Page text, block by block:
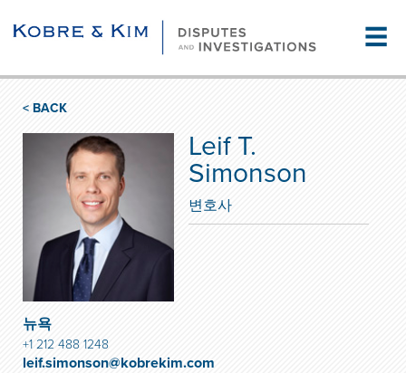
☰
< BACK
Leif T.
Simonson
변호사
뉴욕
+1 212 488 1248
leif.simonson@kobrekim.com